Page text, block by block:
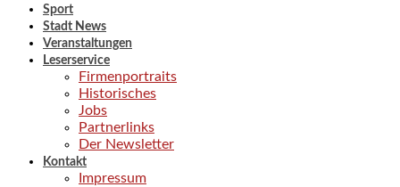
Sport
Stadt News
Veranstaltungen
Leserservice
Firmenportraits
Historisches
Jobs
Partnerlinks
Der Newsletter
Kontakt
Impressum